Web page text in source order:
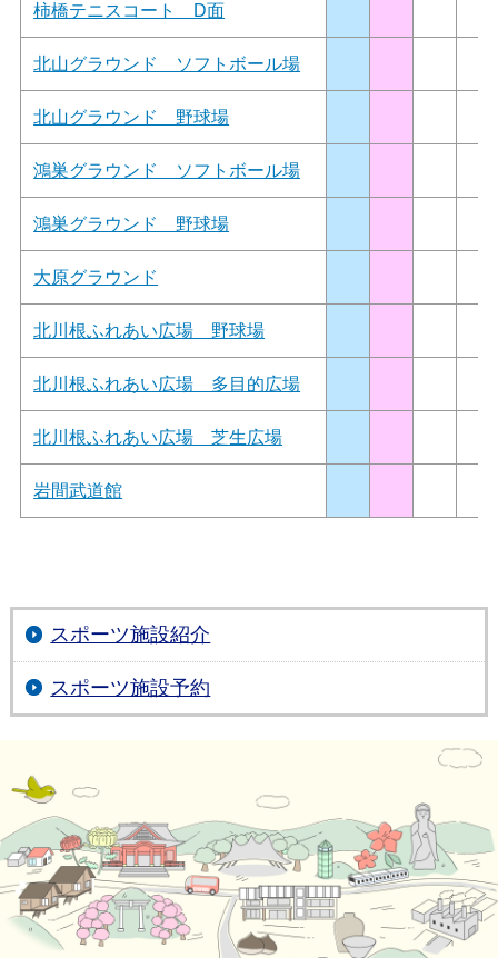
柿橋テニスコート D面
北山グラウンド ソフトボール場
北山グラウンド 野球場
鴻巣グラウンド ソフトボール場
鴻巣グラウンド 野球場
大原グラウンド
北川根ふれあい広場 野球場
北川根ふれあい広場 多目的広場
北川根ふれあい広場 芝生広場
岩間武道館
スポーツ施設紹介
スポーツ施設予約